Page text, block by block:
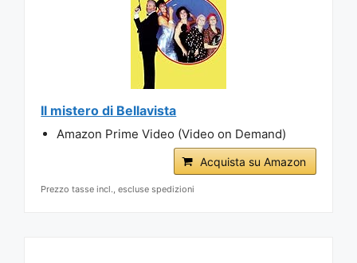
Il mistero di Bellavista
Amazon Prime Video (Video on Demand)
Acquista su Amazon
Prezzo tasse incl., escluse spedizioni